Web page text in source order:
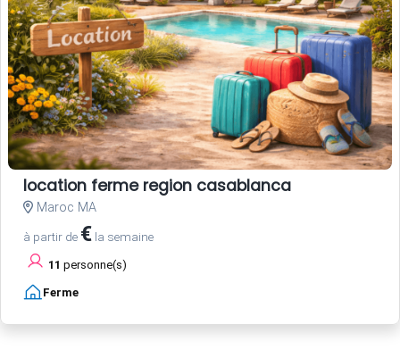
location ferme region casablanca
Maroc MA
à partir de € la semaine
11 personne(s)
Ferme